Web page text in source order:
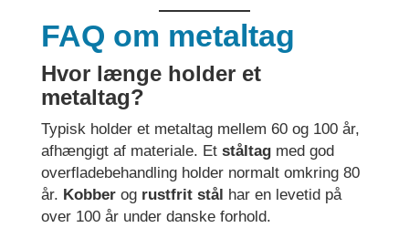
FAQ om metaltag
Hvor længe holder et
metaltag?
Typisk holder et metaltag mellem 60 og 100 år,
afhængigt af materiale. Et ståltagmed god
overfladebehandling holder normalt omkring 80
år. Kobberog rustfrit stål har en levetid på
over 100 år under danske forhold.